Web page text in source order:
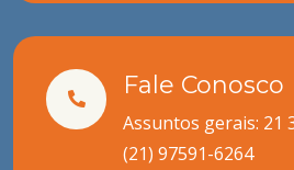
Fale Conosco
Assuntos gerais: 21
(21) 97591-6264